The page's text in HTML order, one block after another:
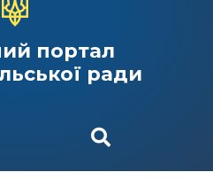
портал
ради